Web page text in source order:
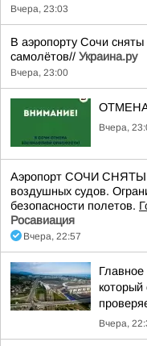
Вчера, 23:03
В аэропорту Сочи
самолётов// Украина.ру
Вчера, 23:00
Вчера,
Аэропорт СОЧИ СНЯТЫ
воздушных судов.
безопасности полетов.
Росавиация
Вчера, 22:57
который
Вчера,